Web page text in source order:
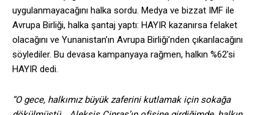
uygulanmayacağını halka sordu. Medya ve bizzat IMF ile
Avrupa Birliği, halka şantaj yaptı: HAYIR kazanırsa felaket
olacağını ve Yunanistan’ın Avrupa Birliği’nden çıkarılacağını
söylediler. Bu devasa kampanyaya rağmen, halkın %62’si
HAYIR dedi.
“O gece, halkımız büyük zaferini kutlamak için sokağa